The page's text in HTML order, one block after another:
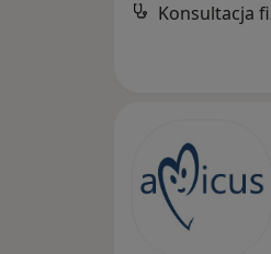
Konsultacja